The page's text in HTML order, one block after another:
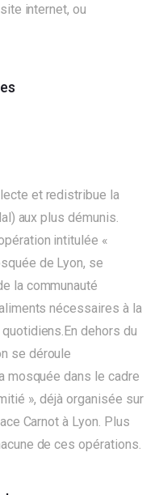
internet, ou
et redistribue la
aux plus démunis.
intitulée «
de Lyon, se
la communauté
nécessaires à la
dehors du
se déroule
mosquée dans le cadre
», déjà organisée sur
Carnot à Lyon. Plus
de ces opérations.